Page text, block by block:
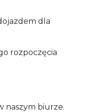
dla
rozpoczęcia
naszym biurze.